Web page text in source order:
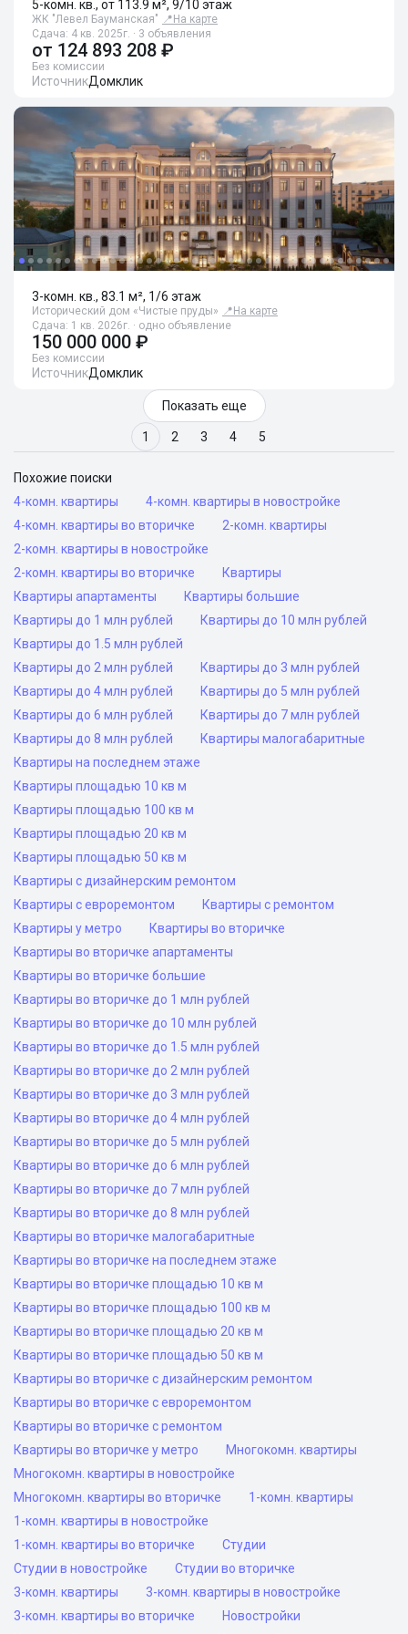
5-комн. кв., от 113.9 м², 9/10 этаж
ЖК "Левел Бауманская" 📍 На карте
Сдача: 4 кв. 2025г. · 3 объявления
от 124 893 208 ₽
Без комиссии
ИсточникДомклик
3-комн. кв., 83.1 м², 1/6 этаж
Исторический дом «Чистые пруды» 📍 На карте
Сдача: 1 кв. 2026г. · одно объявление
150 000 000 ₽
Без комиссии
ИсточникДомклик
Показать еще
1 2 3 4 5
Похожие поиски
4-комн. квартиры
4-комн. квартиры в новостройке
4-комн. квартиры во вторичке
2-комн. квартиры
2-комн. квартиры в новостройке
2-комн. квартиры во вторичке
Квартиры
Квартиры апартаменты
Квартиры большие
Квартиры до 1 млн рублей
Квартиры до 10 млн рублей
Квартиры до 1.5 млн рублей
Квартиры до 2 млн рублей
Квартиры до 3 млн рублей
Квартиры до 4 млн рублей
Квартиры до 5 млн рублей
Квартиры до 6 млн рублей
Квартиры до 7 млн рублей
Квартиры до 8 млн рублей
Квартиры малогабаритные
Квартиры на последнем этаже
Квартиры площадью 10 кв м
Квартиры площадью 100 кв м
Квартиры площадью 20 кв м
Квартиры площадью 50 кв м
Квартиры с дизайнерским ремонтом
Квартиры с евроремонтом
Квартиры с ремонтом
Квартиры у метро
Квартиры во вторичке
Квартиры во вторичке апартаменты
Квартиры во вторичке большие
Квартиры во вторичке до 1 млн рублей
Квартиры во вторичке до 10 млн рублей
Квартиры во вторичке до 1.5 млн рублей
Квартиры во вторичке до 2 млн рублей
Квартиры во вторичке до 3 млн рублей
Квартиры во вторичке до 4 млн рублей
Квартиры во вторичке до 5 млн рублей
Квартиры во вторичке до 6 млн рублей
Квартиры во вторичке до 7 млн рублей
Квартиры во вторичке до 8 млн рублей
Квартиры во вторичке малогабаритные
Квартиры во вторичке на последнем этаже
Квартиры во вторичке площадью 10 кв м
Квартиры во вторичке площадью 100 кв м
Квартиры во вторичке площадью 20 кв м
Квартиры во вторичке площадью 50 кв м
Квартиры во вторичке с дизайнерским ремонтом
Квартиры во вторичке с евроремонтом
Квартиры во вторичке с ремонтом
Квартиры во вторичке у метро
Многокомн. квартиры
Многокомн. квартиры в новостройке
Многокомн. квартиры во вторичке
1-комн. квартиры
1-комн. квартиры в новостройке
1-комн. квартиры во вторичке
Студии
Студии в новостройке
Студии во вторичке
3-комн. квартиры
3-комн. квартиры в новостройке
3-комн. квартиры во вторичке
Новостройки